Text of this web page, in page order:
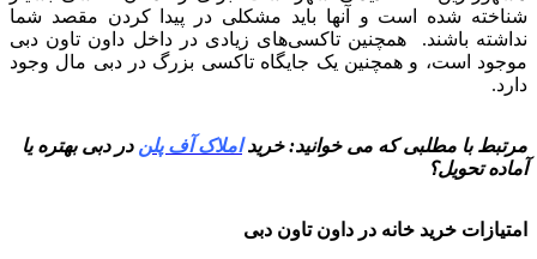
شناخته شده است و آنها باید مشکلی در پیدا کردن مقصد شما
نداشته باشند. همچنین تاکسی‌های زیادی در داخل داون تاون دبی
موجود است، و همچنین یک جایگاه تاکسی بزرگ در دبی مال وجود
دارد.
مرتبط با مطلبی که می خوانید: خریداملاک آف پلن در دبی بهتره یا
آماده تحویل؟
امتیازات خرید خانه در داون تاون دبی